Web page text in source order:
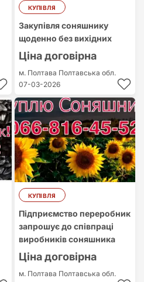
КУПІВЛЯ
Закупівля соняшнику
щоденно без вихідних
Ціна договірна
м. Полтава Полтавська обл.
07-03-2026
КУПІВЛЯ
Підприємство переробник
запрошує до співпраці
виробників соняшника
Ціна договірна
м. Полтава Полтавська обл.